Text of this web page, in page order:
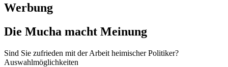
Werbung
Die Mucha macht Meinung
Sind Sie zufrieden mit der Arbeit heimischer Politiker?
Auswahlmöglichkeiten